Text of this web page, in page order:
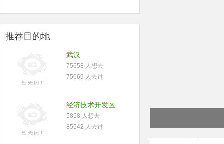
推荐目的地
武汉
75658 人想去
75669 人去过
经济技术开发区
5858 人想去
85542 人去过